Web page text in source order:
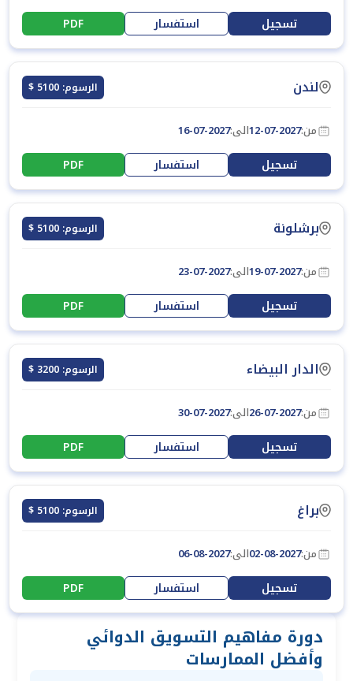
تسجيل استفسار PDF
لندن الرسوم: 5100 $
من:12-07-2027الى:16-07-2027
تسجيل استفسار PDF
برشلونة الرسوم: 5100 $
من:19-07-2027الى:23-07-2027
تسجيل استفسار PDF
الدار البيضاء الرسوم: 3200 $
من:26-07-2027الى:30-07-2027
تسجيل استفسار PDF
براغ الرسوم: 5100 $
من:02-08-2027الى:06-08-2027
تسجيل استفسار PDF
دورة مفاهيم التسويق الدوائي
وأفضل الممارسات